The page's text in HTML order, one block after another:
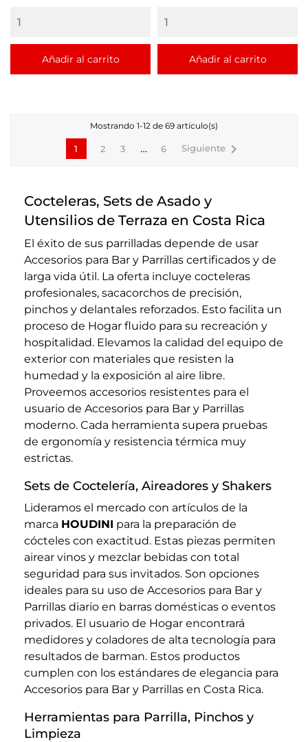
Añadir al carrito Añadir al carrito
Mostrando 1-12 de 69 artículo(s)
1 2 3 … 6 Siguiente 
Cocteleras, Sets de Asado y
Utensilios de Terraza en Costa Rica
El éxito de sus parrilladas depende de usar
Accesorios para Bar y Parrillas certificados y de
larga vida útil. La oferta incluye cocteleras
profesionales, sacacorchos de precisión,
pinchos y delantales reforzados. Esto facilita un
proceso de Hogar fluido para su recreación y
hospitalidad. Elevamos la calidad del equipo de
exterior con materiales que resisten la
humedad y la exposición al aire libre.
Proveemos accesorios resistentes para el
usuario de Accesorios para Bar y Parrillas
moderno. Cada herramienta supera pruebas
de ergonomía y resistencia térmica muy
estrictas.
Sets de Coctelería, Aireadores y Shakers
Lideramos el mercado con artículos de la
marca HOUDINI para la preparación de
cócteles con exactitud. Estas piezas permiten
airear vinos y mezclar bebidas con total
seguridad para sus invitados. Son opciones
ideales para su uso de Accesorios para Bar y
Parrillas diario en barras domésticas o eventos
privados. El usuario de Hogar encontrará
medidores y coladores de alta tecnología para
resultados de barman. Estos productos
cumplen con los estándares de elegancia para
Accesorios para Bar y Parrillas en Costa Rica.
Herramientas para Parrilla, Pinchos y
Limpieza